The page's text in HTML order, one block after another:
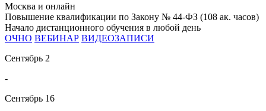
Москва и онлайн
Повышение квалификации по Закону № 44-ФЗ (108 ак. часов)
Начало дистанционного обучения в любой день
ОЧНО ВЕБИНАР ВИДЕОЗАПИСИ
Сентябрь 2
-
Сентябрь 16